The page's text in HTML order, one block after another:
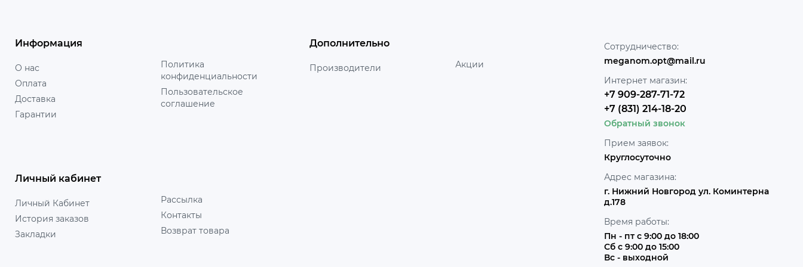
Информация
О нас
Оплата
Доставка
Гарантии
Политика
конфиденциальности
Пользовательское
соглашение
Дополнительно
Производители Акции
Личный кабинет
Личный Кабинет
История заказов
Закладки
Рассылка
Контакты
Возврат товара
Сотрудничество:
meganom.opt@mail.ru
Интернет магазин:
+7 909-287-71-72
+7 (831) 214-18-20
Обратный звонок
Прием заявок:
Круглосуточно
Адрес магазина:
г. Нижний Новгород ул. Коминтерна
д.178
Время работы:
Пн - пт с 9:00 до 18:00
Сб с 9:00 до 15:00
Вс - выходной